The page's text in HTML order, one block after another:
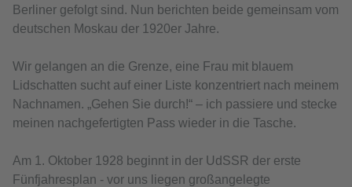
Berliner gefolgt sind. Nun berichten beide gemeinsam vom
deutschen Moskau der 1920er Jahre.
Wir gelangen an die Grenze, eine Frau mit blauem
Lidschatten sucht auf einer Liste konzentriert nach meinem
Nachnamen. „Gehen Sie durch!“ – ich passiere und stecke
meinen nachgefertigten Pass wieder in die Tasche.
Am 1. Oktober 1928 beginnt in der UdSSR der erste
Fünfjahresplan - vor uns liegen großangelegte